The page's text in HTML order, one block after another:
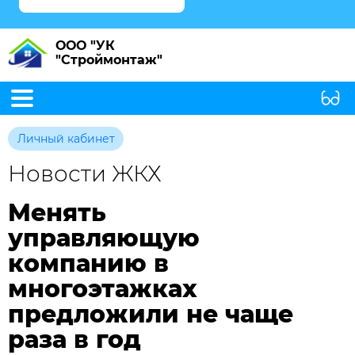
ООО "УК
"Строймонтаж"
Личный кабинет
Новости ЖКХ
Менять
управляющую
компанию в
многоэтажках
предложили не чаще
раза в год